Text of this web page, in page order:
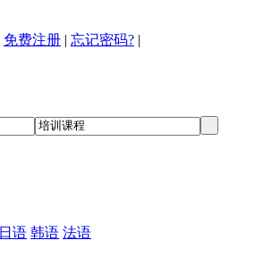
免费注册 | 忘记密码? |
日语 韩语 法语